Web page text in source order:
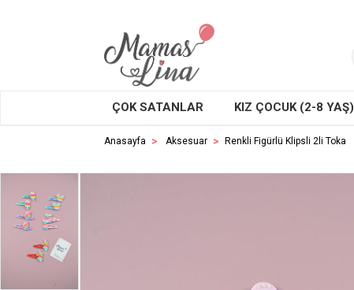
ÇOK SATANLAR KIZ ÇOCUK (2-8 YAŞ)
Anasayfa Aksesuar Renkli Figürlü Klipsli 2li Toka